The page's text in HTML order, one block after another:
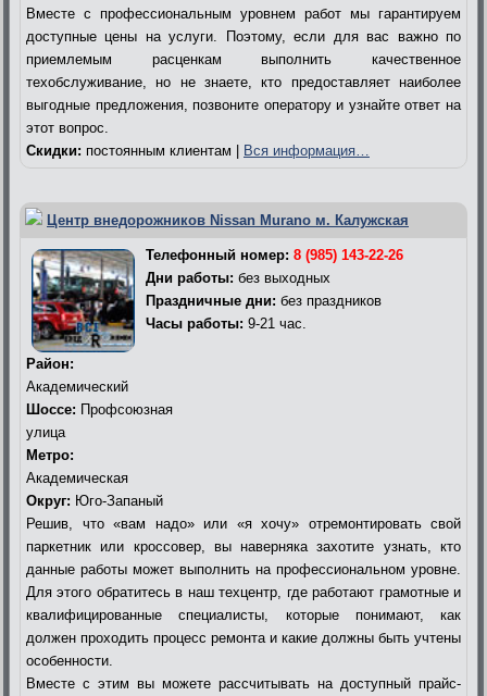
Вместе с профессиональным уровнем работ мы гарантируем
доступные цены на услуги. Поэтому, если для вас важно по
приемлемым расценкам выполнить качественное
техобслуживание, но не знаете, кто предоставляет наиболее
выгодные предложения, позвоните оператору и узнайте ответ на
этот вопрос.
Скидки: постоянным клиентам | Вся информация…
Центр внедорожников Nissan Murano м. Калужская
Телефонный номер: 8 (985) 143-22-26
Дни работы: без выходных
Праздничные дни: без праздников
Часы работы: 9-21 час.
Район:
Академический
Шоссе: Профсоюзная
улица
Метро:
Академическая
Округ: Юго-Запаный
Решив, что «вам надо» или «я хочу» отремонтировать свой
паркетник или кроссовер, вы наверняка захотите узнать, кто
данные работы может выполнить на профессиональном уровне.
Для этого обратитесь в наш техцентр, где работают грамотные и
квалифицированные специалисты, которые понимают, как
должен проходить процесс ремонта и какие должны быть учтены
особенности.
Вместе с этим вы можете рассчитывать на доступный прайс-